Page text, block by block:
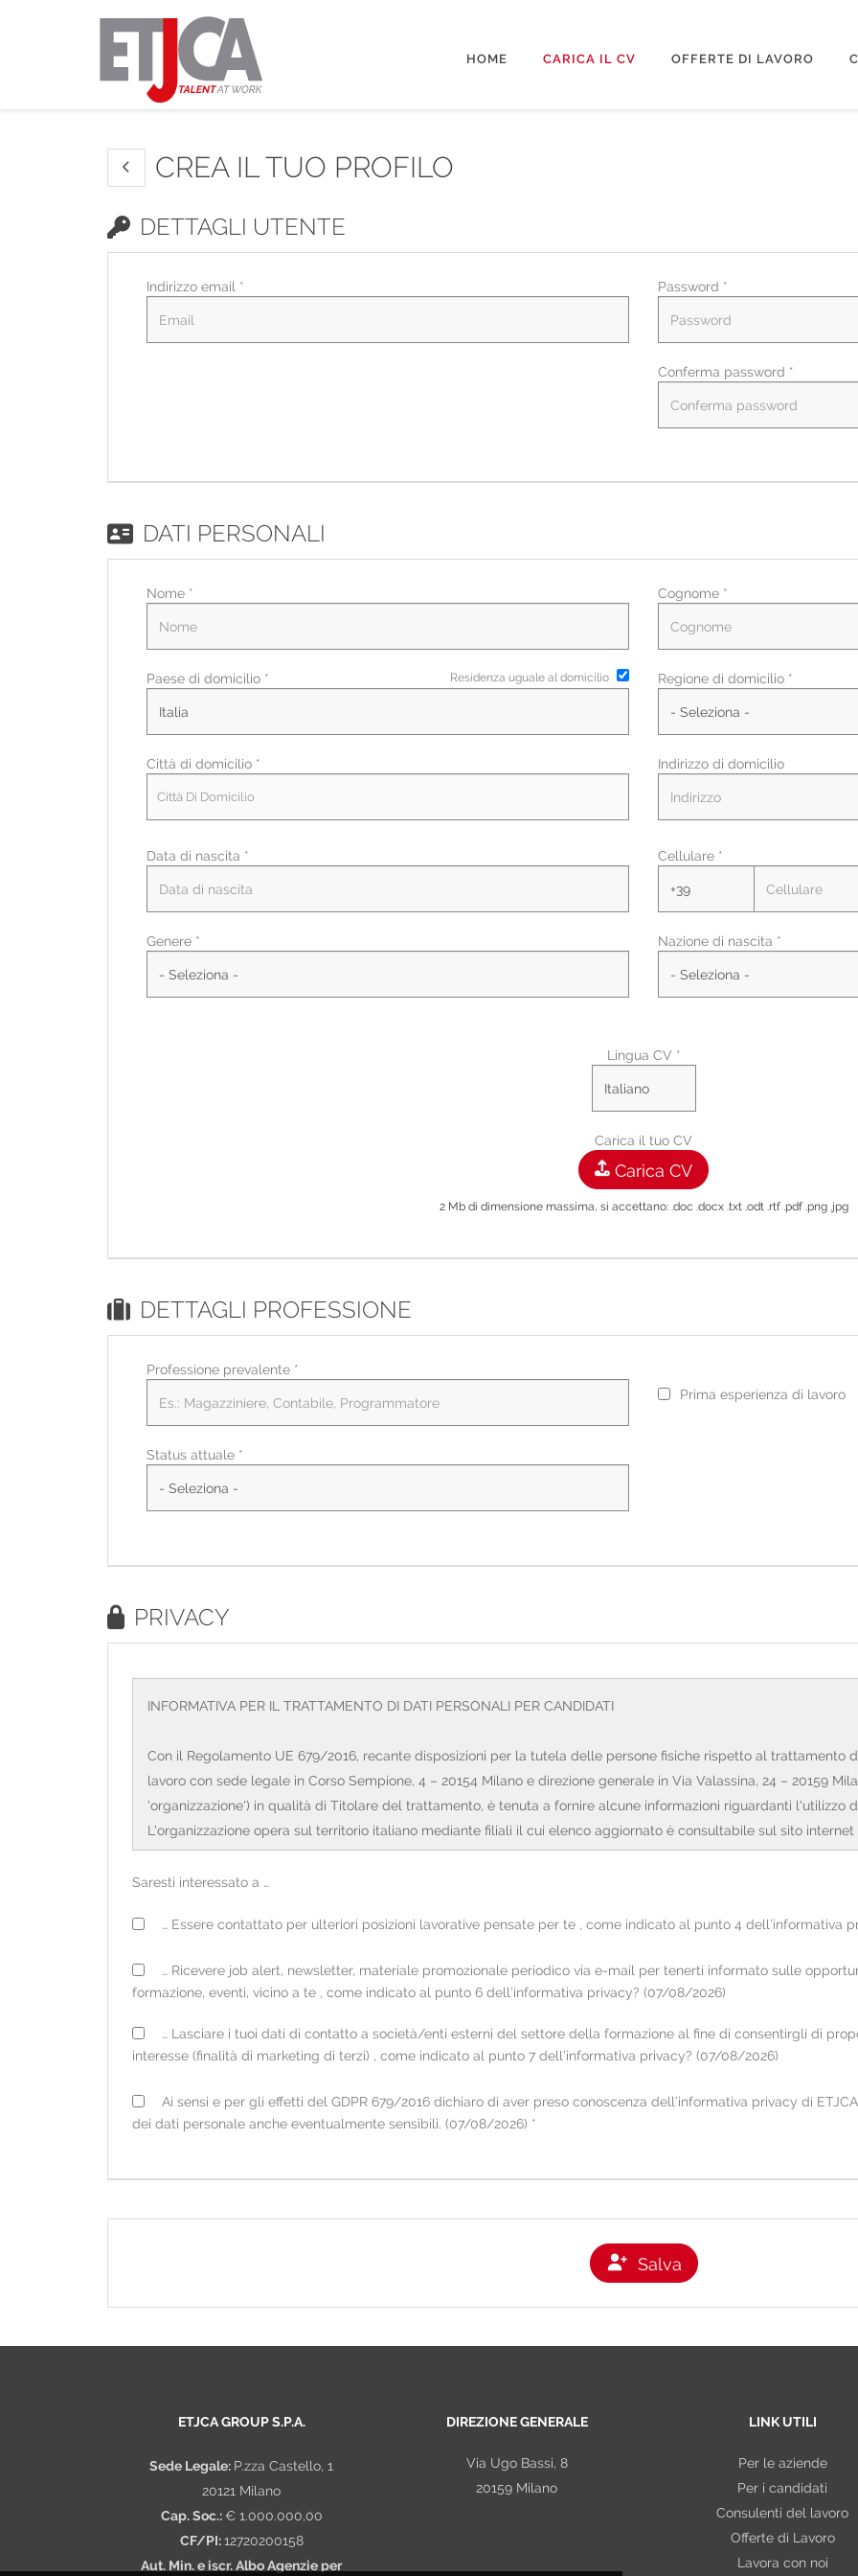
HOME CARICA IL CV OFFERTE DI LAVORO
CREA IL TUO PROFILO
DETTAGLI UTENTE
Indirizzo email * Password *
Conferma password *
DATI PERSONALI
Nome * Cognome *
Paese di domicilio * Residenza uguale al domicilio Regione di domicilio *
Città di domicilio *
Città Di Domicilio
Indirizzo di domicilio
Data di nascita *
Genere *
Cellulare *
Nazione di nascita *
Lingua CV *
Carica il tuo CV
Carica CV
2 Mb di dimensione massima, si accettano: .doc .docx .txt .odt .rtf .pdf .png .jpg
DETTAGLI PROFESSIONE
Professione prevalente *
Prima esperienza di lavoro
Status attuale *
PRIVACY
INFORMATIVA PER IL TRATTAMENTO DI DATI PERSONALI PER CANDIDATI
Con il Regolamento UE 679/2016, recante disposizioni per la tutela delle persone fisiche rispetto al trattamento
lavoro con sede legale in Corso Sempione, 4 – 20154 Milano e direzione generale in Via Valassina, 24 – 20159
'organizzazione') in qualità di Titolare del trattamento, è tenuta a fornire alcune informazioni riguardanti l'utilizzo
L'organizzazione opera sul territorio italiano mediante filiali il cui elenco aggiornato è consultabile sul sito internet
FONTE DEI DATI E TIPOLOGIA DI DATI TRATTATI
• direttamente presso l'interessato, tramite consegna del CV cartaceo in filiale o tramite il portale online sul sito
• occasionalmente presso fonti ad accesso pubblico o presso soggetti terzi (es. informazioni di carattere
Per i dati raccolti non direttamente presso l'interessato, viene fornita la presente informativa all'atto della loro
I dati trattati, ove il rapporto in essere lo richieda, sono: dati personali (a titolo esemplificativo e non esaustivo:
fiscale, residenza, sesso, dati di contatto, titoli di studio, esperienze lavorative ed eventuali dati in generale
Può accadere in particolare che nell'ambito dello svolgimento dell'attività l'organizzazione venga in possesso,
politico o sindacale, nonché lo stato di salute. In alcuni casi tali Dati potrebbero essere strettamente necessari ai
trattati esclusivamente per le finalità connesse all'ottemperanza di un obbligo contrattuale/precontrattuale,
disposizioni impartite da autorità a ciò legittimate e da organi di vigilanza e controllo. Qualora nei curricula
Ciò potrebbe essere applicabile anche quando la consegna del curriculum avvenga in formato cartaceo in
modalità cartacea in filiale, saranno conservati per un periodo di tempo pari a 12 mesi (salvo diversa
resi anonimi in modo irreversibile. In ogni caso, l'utente dei servizi online riceverà preventivamente una
Saresti interessato a …
… Essere contattato per ulteriori posizioni lavorative pensate per te , come indicato al punto 4 dell’informativa
… Ricevere job alert, newsletter, materiale promozionale periodico via e-mail per tenerti informato sulle
formazione, eventi, vicino a te , come indicato al punto 6 dell’informativa privacy? (07/08/2026)
… Lasciare i tuoi dati di contatto a società/enti esterni del settore della formazione al fine di consentirgli di
interesse (finalità di marketing di terzi) , come indicato al punto 7 dell’informativa privacy? (07/08/2026)
Ai sensi e per gli effetti del GDPR 679/2016 dichiaro di aver preso conoscenza dell’informativa privacy di
dei dati personale anche eventualmente sensibili. (07/08/2026) *
Salva
ETJCA GROUP S.P.A.
Sede Legale: P.zza Castello, 1
20121 Milano
Cap. Soc.: € 1.000.000,00
CF/PI:12720200158
Aut. Min. e iscr. Albo Agenzie per
DIREZIONE GENERALE
Via Ugo Bassi, 8
20159 Milano
LINK UTILI
Per le aziende
Per i candidati
Consulenti del lavoro
Offerte di Lavoro
Lavora con noi